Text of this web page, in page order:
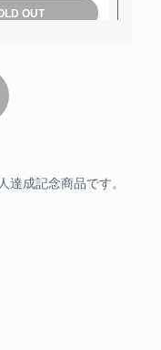
OUT
OUT
」
成記念商品です。